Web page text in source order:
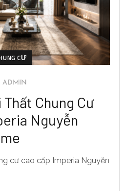
CƯ
ADMIN
Chung Cư
Nguyễn
cư cao cấp Imperia Nguyễn